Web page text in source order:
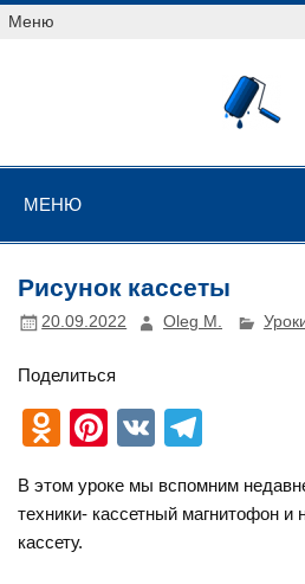
Перейти
Меню
МЕНЮ
Рисунок кассеты
20.09.2022 Oleg M.
Поделиться
O
n
o
Pi
er
V
e
В этом уроке мы вспомним
техники- кассетный магнитофон
кассету.